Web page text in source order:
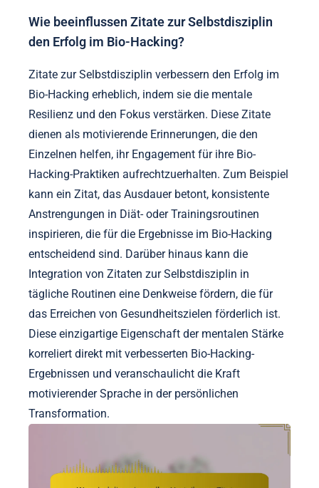
Wie beeinflussen Zitate zur Selbstdisziplin
den Erfolg im Bio-Hacking?
Zitate zur Selbstdisziplin verbessern den Erfolg im
Bio-Hacking erheblich, indem sie die mentale
Resilienz und den Fokus verstärken. Diese Zitate
dienen als motivierende Erinnerungen, die den
Einzelnen helfen, ihr Engagement für ihre Bio-
Hacking-Praktiken aufrechtzuerhalten. Zum Beispiel
kann ein Zitat, das Ausdauer betont, konsistente
Anstrengungen in Diät- oder Trainingsroutinen
inspirieren, die für die Ergebnisse im Bio-Hacking
entscheidend sind. Darüber hinaus kann die
Integration von Zitaten zur Selbstdisziplin in
tägliche Routinen eine Denkweise fördern, die für
das Erreichen von Gesundheitszielen förderlich ist.
Diese einzigartige Eigenschaft der mentalen Stärke
korreliert direkt mit verbesserten Bio-Hacking-
Ergebnissen und veranschaulicht die Kraft
motivierender Sprache in der persönlichen
Transformation.